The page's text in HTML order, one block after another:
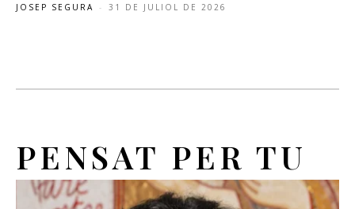
JOSEP SEGURA - 31 DE JULIOL DE 2026
PENSAT PER TU